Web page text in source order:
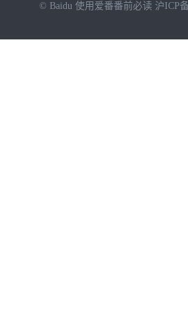
© Baidu 使用爱番番前必读 沪ICP